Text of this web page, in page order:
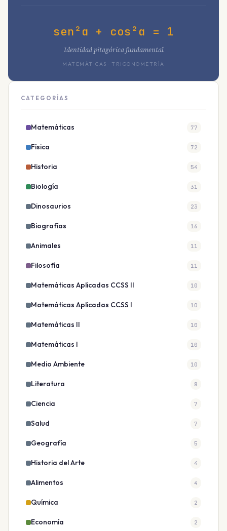
sen²α + cos²α = 1
Identidad pitagórica fundamental
MATEMÁTICAS · TRIGONOMETRÍA
CATEGORÍAS
Matemáticas 77
Física 72
Historia 54
Biología 31
Dinosaurios 23
Biografías 16
Animales 11
Filosofía 11
Matemáticas Aplicadas CCSS II 10
Matemáticas Aplicadas CCSS I 10
Matemáticas II 10
Matemáticas I 10
Medio Ambiente 10
Literatura 8
Ciencia 7
Salud 7
Geografía 5
Historia del Arte 4
Alimentos 4
Química 2
Economía 2